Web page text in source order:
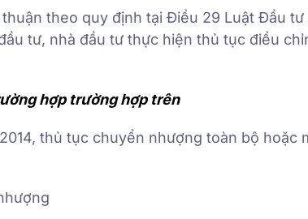
theo quy định tại Điều 29 Luật Đầu
tư, nhà đầu tư thực hiện thủ tục điều
hợp trường hợp trên
thủ tục chuyển nhượng toàn bộ hoặc